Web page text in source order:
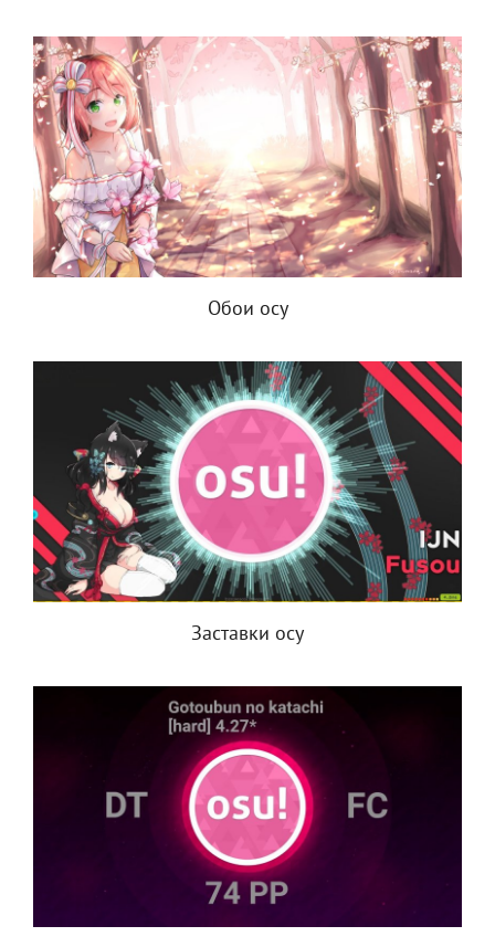
Обои осу
Заставки осу